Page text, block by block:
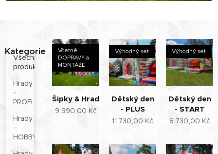
Kategorie
Všechny
produkty
Hrady
-
PROFI
Hrady
-
HOBBY
Šipky & Hrad
Včetně
DOPRAVY a
MONTÁŽE
9 990,00 Kč
Dětský den
- PLUS
Výhodný set
11 730,00 Kč
Dětský den
- START
Výhodný set
8 730,00 Kč